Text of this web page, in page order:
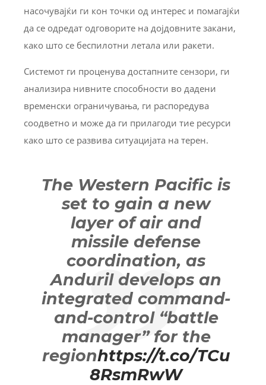
насочувајќи ги кон точки од интерес и помагајќи
да се одредат одговорите на дојдовните закани,
како што се беспилотни летала или ракети.
Системот ги проценува достапните сензори, ги
анализира нивните способности во дадени
временски ограничувања, ги распоредува
соодветно и може да ги прилагоди тие ресурси
како што се развива ситуацијата на терен.
The Western Pacific is
set to gain a new
layer of air and
missile defense
coordination, as
Anduril develops an
integrated command-
and-control “battle
manager” for the
regionhttps://t.co/TCu
8RsmRwW